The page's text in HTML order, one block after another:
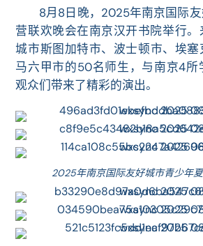
8月8日晚，2025年南京国际
营联欢晚会在南京汉开书院举行
城市斯图加特市、 波士顿市、 埃塞
马六甲市的50名师生，与南京4所
观众们带来了精彩的演出。
2025年南京国际友好城市青少年